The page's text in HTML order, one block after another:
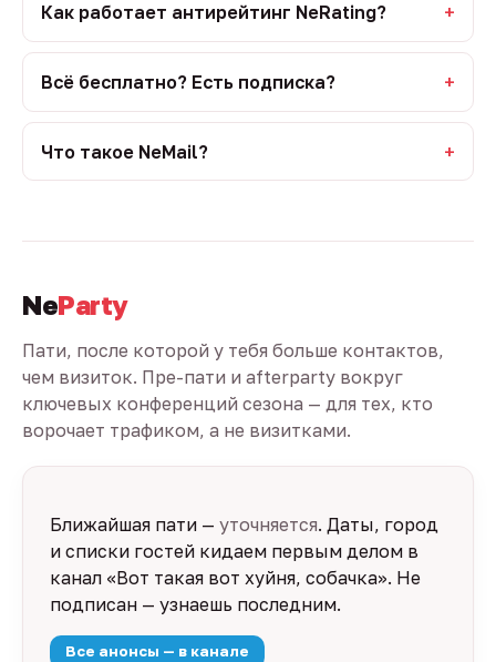
Как работает антирейтинг NeRating?
Всё бесплатно? Есть подписка?
Что такое NeMail?
NeParty
Пати, после которой у тебя больше контактов,
чем визиток. Пре-пати и afterparty вокруг
ключевых конференций сезона — для тех, кто
ворочает трафиком, а не визитками.
Ближайшая пати — уточняется. Даты, город
и списки гостей кидаем первым делом в
канал «Вот такая вот хуйня, собачка». Не
подписан — узнаешь последним.
Все анонсы — в канале